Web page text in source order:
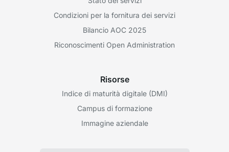
Condizioni per la fornitura dei servizi
Bilancio AOC 2025
Riconoscimenti Open Administration
Risorse
Indice di maturità digitale (DMI)
Campus di formazione
Immagine aziendale